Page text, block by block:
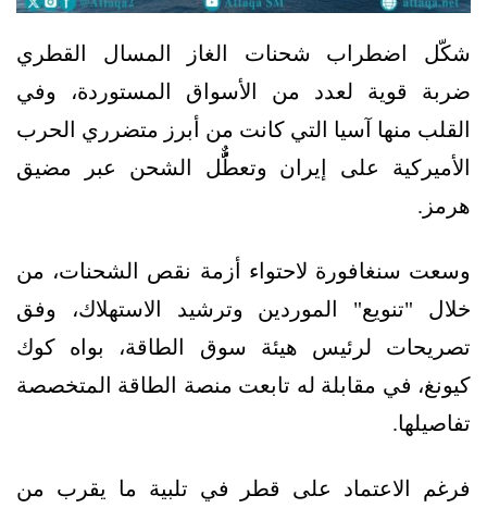
شكّل اضطراب شحنات الغاز المسال القطري
ضربة قوية لعدد من الأسواق المستوردة، وفي
القلب منها آسيا التي كانت من أبرز متضرري الحرب
الأميركية على إيران وتعطٌُّل الشحن عبر مضيق
هرمز.
وسعت سنغافورة لاحتواء أزمة نقص الشحنات، من
خلال "تنويع" الموردين وترشيد الاستهلاك، وفق
تصريحات لرئيس هيئة سوق الطاقة، بواه كوك
كيونغ، في مقابلة له تابعت منصة الطاقة المتخصصة
تفاصيلها.
فرغم الاعتماد على قطر في تلبية ما يقرب من